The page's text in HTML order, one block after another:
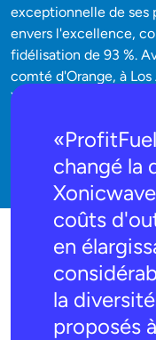
exceptionnelle de ses
envers l'excellence,
fidélisation de 93 %.
comté d'Orange, à
Xonicwave sert des
succès.
changé la
coûts
en
la
proposés